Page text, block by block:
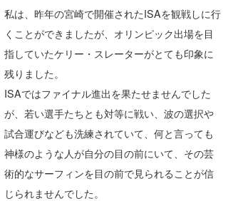
私は、昨年の宮崎で開催されたISAを観戦しに行
くことができましたが、オリンピック出場を目
指していたケリー・スレーターがとても印象に
残りました。
ISAではファイナル進出を果たせませんでした
が、若い選手たちとも対等に戦い、波の選択や
試合運びなども洗練されていて、何と言っても
神様のような人が自分の目の前にいて、その芸
術的なサーフィンを目の前で見られることが信
じられませんでした。
Yasunari Inoue
Yoshiyuki Obata
arukasvision
DELTA FORCE SURF
CBA Films
熊谷素子
Colors MAGAZINE
WAVAL
福島寿実子
中浦“JET”章
嵯峨明日香
進士剛光
植村未来
波伝説スタッフ
☆加藤
+☆maki☆+
Aichan
ECE
波伝説